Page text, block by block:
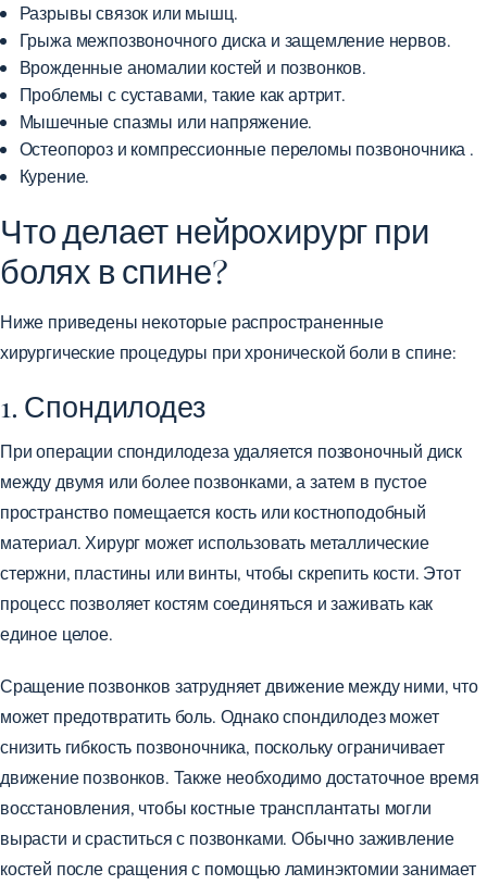
Разрывы связок или мышц.
Грыжа межпозвоночного диска и защемление нервов.
Врожденные аномалии костей и позвонков.
Проблемы с суставами, такие как артрит.
Мышечные спазмы или напряжение.
Остеопорози компрессионные переломы позвоночника .
Курение.
Что делает нейрохирург при
болях в спине?
Ниже приведены некоторые распространенные
хирургические процедуры при хронической боли в спине:
1. Спондилодез
При операции спондилодеза удаляется позвоночный диск
между двумя или более позвонками, а затем в пустое
пространство помещается кость или костноподобный
материал. Хирург может использовать металлические
стержни, пластины или винты, чтобы скрепить кости. Этот
процесс позволяет костям соединяться и заживать как
единое целое.
Сращение позвонков затрудняет движение между ними, что
может предотвратить боль. Однако спондилодез может
снизить гибкость позвоночника, поскольку ограничивает
движение позвонков. Также необходимо достаточное время
восстановления, чтобы костные трансплантаты могли
вырасти и сраститься с позвонками. Обычно заживление
костей после сращения с помощью ламинэктомии занимает